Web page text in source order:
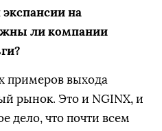
на
ли компании
примеров выхода
рынок. Это и NGINX, и
дело, что почти всем